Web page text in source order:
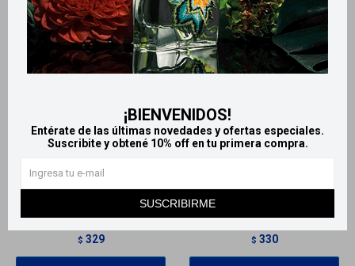
¡BIENVENIDOS!
Entérate de las últimas novedades y ofertas especiales.
Suscribite y obtené 10% off en tu primera compra.
SUSCRIBIRME
LlegaMAÑANA
MAÑANA
Disney Infantil Stitch Body
Splash Spray 200 Ml
$ 329
Llega MAÑANA
Body Splash Ultra Zombies
Algabo 125 ml
$ 330